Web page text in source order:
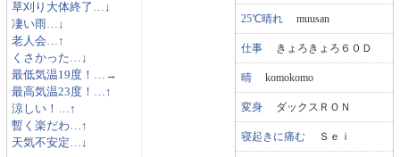
草刈り大体終了…↓
凄い雨…↓
老人会…↑
くさかった…↓
最低気温19度！…→
最高気温23度！…↑
涼しい！…↑
暫く楽だわ…↑
天気不安定…↓
25℃晴れ muusan
仕事 きょろきょろ６０Ｄ
晴 komokomo
変身 ダックスＲＯＮ
寝起きに痛む Ｓｅｉ